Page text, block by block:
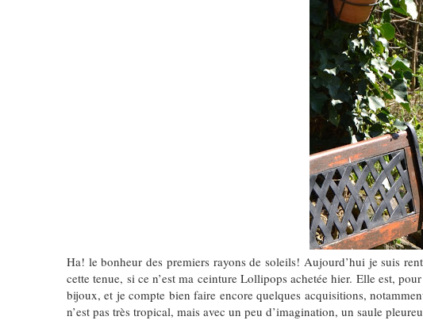
Ha! le bonheur des premiers rayons de soleils! Aujourd’hui je suis
cette tenue, si ce n’est ma ceinture Lollipops achetée hier. Elle est,
bijoux, et je compte bien faire encore quelques acquisitions,
n’est pas très tropical, mais avec un peu d’imagination, un saule